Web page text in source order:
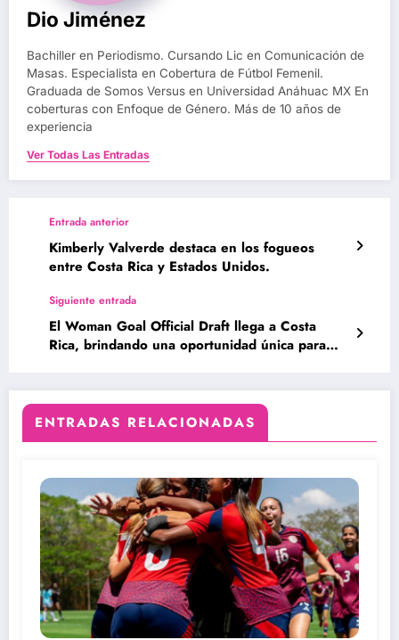
Dio Jiménez
Bachiller en Periodismo. Cursando Lic en Comunicación de
Masas. Especialista en Cobertura de Fútbol Femenil.
Graduada de Somos Versus en Universidad Anáhuac MX En
coberturas con Enfoque de Género. Más de 10 años de
experiencia
Ver Todas Las Entradas
Entrada anterior
Kimberly Valverde destaca en los fogueos
entre Costa Rica y Estados Unidos.
Siguiente entrada
El Woman Goal Official Draft llega a Costa
Rica, brindando una oportunidad única para
ENTRADAS RELACIONADAS